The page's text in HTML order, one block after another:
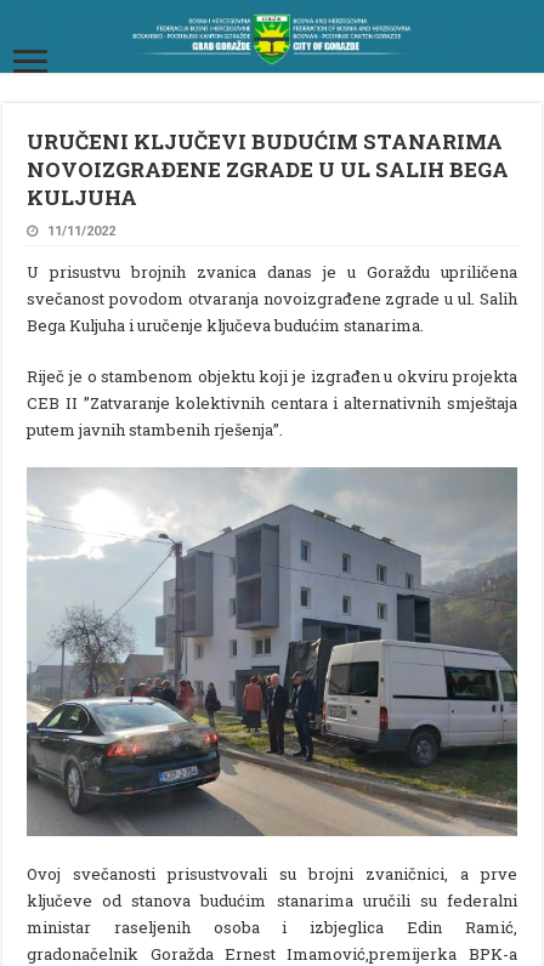
URUČENI KLJUČEVI BUDUĆIM STANARIMA
NOVOIZGRAĐENE ZGRADE U UL SALIH BEGA
KULJUHA
11/11/2022
U prisustvu brojnih zvanica danas je u Goraždu upriličena
svečanost povodom otvaranja novoizgrađene zgrade u ul. Salih
Bega Kuljuha i uručenje ključeva budućim stanarima.
Riječ je o stambenom objektu koji je izgrađen u okviru projekta
CEB II ”Zatvaranje kolektivnih centara i alternativnih smještaja
putem javnih stambenih rješenja”.
Ovoj svečanosti prisustvovali su brojni zvaničnici, a prve
ključeve od stanova budućim stanarima uručili su federalni
ministar raseljenih osoba i izbjeglica Edin Ramić,
gradonačelnik Goražda Ernest Imamović,premijerka BPK-a